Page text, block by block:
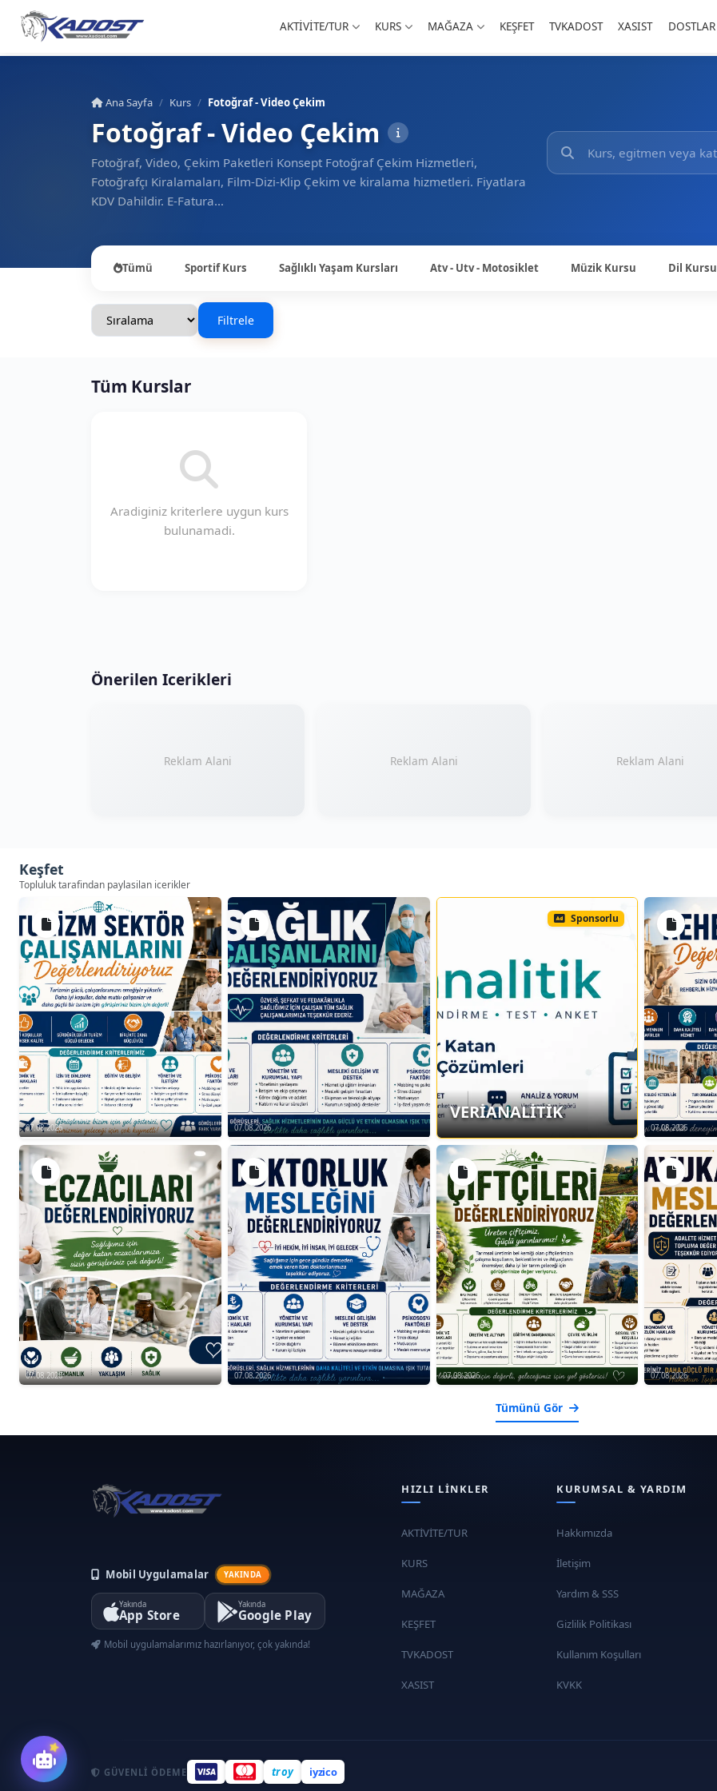
AKTİVİTE/TUR KURS MAĞAZA KEŞFET TVKADOST XASIST DOSTLAR
Ana Sayfa Kurs Fotoğraf - Video Çekim
Fotoğraf - Video Çekim
Fotoğraf, Video, Çekim Paketleri Konsept Fotoğraf Çekim Hizmetleri,
Fotoğrafçı Kiralamaları, Film-Dizi-Klip Çekim ve kiralama hizmetleri. Fiyatlara
KDV Dahildir. E-Fatura…
Tümü Sportif Kurs Sağlıklı Yaşam Kursları Atv - Utv - Motosiklet Müzik Kursu Dil Kursu
Filtrele
Tüm Kurslar
Aradiginiz kriterlere uygun kurs
bulunamadi.
Önerilen Icerikleri
Reklam Alani Reklam Alani Reklam Alani
Keşfet
Topluluk tarafindan paylasilan icerikler
07.08.2026 07.08.2026
Sponsorlu
VERİANALİTİK
07.08.2026
07.08.2026 07.08.2026 07.08.2026 07.08.2026
Tümünü Gör
Mobil Uygulamalar YAKINDA
Yakında
App Store
Yakında
Google Play
Mobil uygulamalarımız hazırlanıyor, çok yakında!
HIZLI LINKLER
AKTİVİTE/TUR
KURS
MAĞAZA
KEŞFET
TVKADOST
XASIST
KURUMSAL & YARDIM
Hakkımızda
İletişim
Yardım & SSS
Gizlilik Politikası
Kullanım Koşulları
KVKK
GÜVENLI ÖDEME troy iyzico